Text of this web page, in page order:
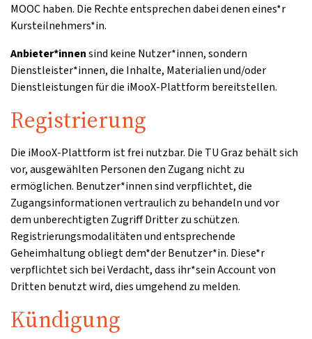
MOOC haben. Die Rechte entsprechen dabei denen eines*r
Kursteilnehmers*in.
Anbieter*innensind keine Nutzer*innen, sondern
Dienstleister*innen, die Inhalte, Materialien und/oder
Dienstleistungen für die iMooX-Plattform bereitstellen.
Registrierung
Die iMooX-Plattform ist frei nutzbar. Die TU Graz behält sich
vor, ausgewählten Personen den Zugang nicht zu
ermöglichen. Benutzer*innen sind verpflichtet, die
Zugangsinformationen vertraulich zu behandeln und vor
dem unberechtigten Zugriff Dritter zu schützen.
Registrierungsmodalitäten und entsprechende
Geheimhaltung obliegt dem*der Benutzer*in. Diese*r
verpflichtet sich bei Verdacht, dass ihr*sein Account von
Dritten benutzt wird, dies umgehend zu melden.
Kündigung